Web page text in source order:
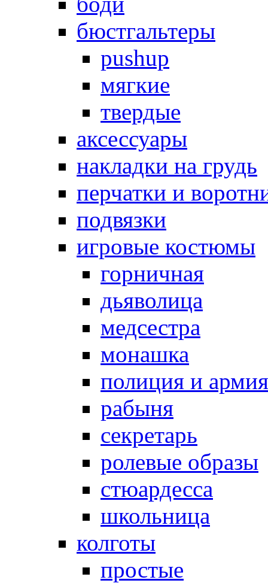
бюстгальтеры
pushup
мягкие
твердые
аксессуары
накладки на грудь
перчатки и
подвязки
игровые костюмы
горничная
дьяволица
медсестра
монашка
полиция и армия
рабыня
секретарь
ролевые образы
стюардесса
школьница
колготы
простые